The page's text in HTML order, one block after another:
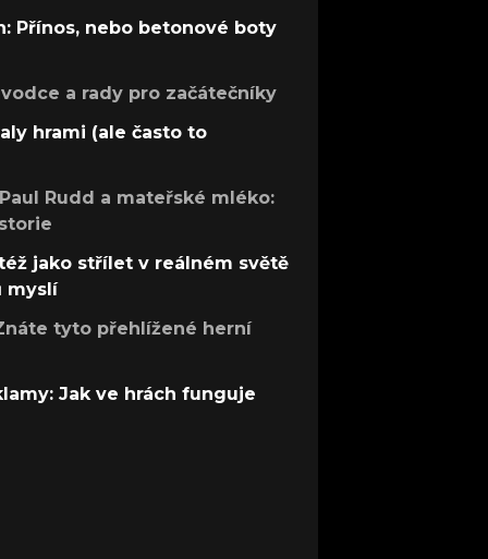
Přínos, nebo betonové boty
a rady pro začátečníky
hrami (ale často to
Rudd a mateřské mléko:
jako střílet v reálném světě
myslí
tyto přehlížené herní
Jak ve hrách funguje